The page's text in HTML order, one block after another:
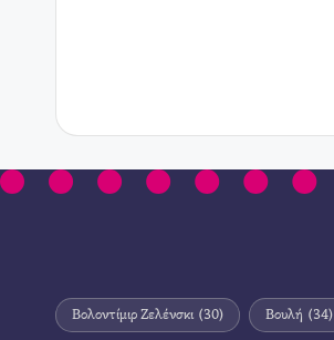
Βολοντίμιρ Ζελένσκι (30) Βουλή (34)